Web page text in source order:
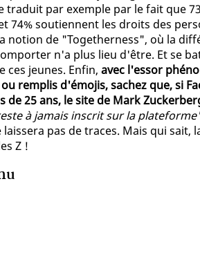
traduit par exemple par le fait que
74% soutiennent les droits des
notion de "Togetherness", où la
n'a plus lieu d'être. Et se
jeunes. Enfin, avec l'essor
remplis d'émojis, sachez que, si
de 25 ans, le site de Mark
à jamais inscrit sur la
pas de traces. Mais qui sait,
Z !